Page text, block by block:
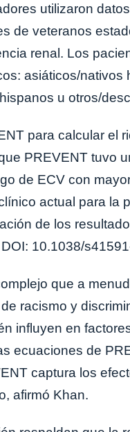
utilizaron
de veteranos
renal. Los
asiáticos/
u otros/
para calcular el
PREVENT tuvo
de ECV con
actual para la
de los
10.1038/
que a
racismo y
influyen en
ecuaciones de
captura los
afirmó Khan.